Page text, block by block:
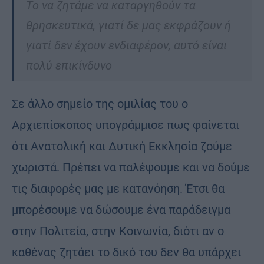
Το να ζητάμε να καταργηθούν τα
θρησκευτικά, γιατί δε μας εκφράζουν ή
γιατί δεν έχουν ενδιαφέρον, αυτό είναι
πολύ επικίνδυνο
Σε άλλο σημείο της ομιλίας του ο
Αρχιεπίσκοπος υπογράμμισε πως φαίνεται
ότι Ανατολική και Δυτική Εκκλησία ζούμε
χωριστά. Πρέπει να παλέψουμε και να δούμε
τις διαφορές μας με κατανόηση. Έτσι θα
μπορέσουμε να δώσουμε ένα παράδειγμα
στην Πολιτεία, στην Κοινωνία, διότι αν ο
καθένας ζητάει το δικό του δεν θα υπάρχει